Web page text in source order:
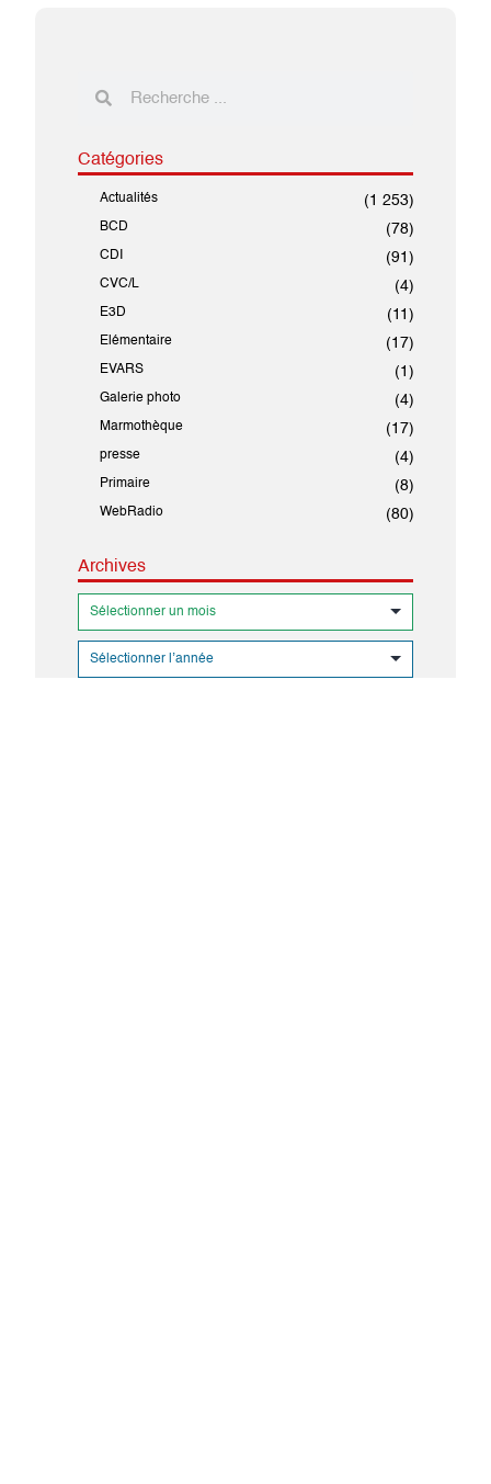
Catégories
Actualités (1 253)
BCD (78)
CDI (91)
CVC/L (4)
E3D (11)
Elémentaire (17)
EVARS (1)
Galerie photo (4)
Marmothèque (17)
presse (4)
Primaire (8)
WebRadio (80)
Archives